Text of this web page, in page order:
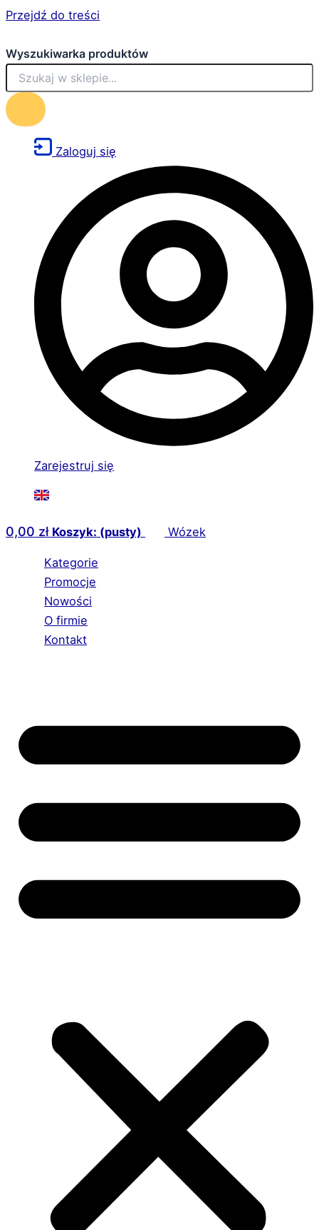
Przejdź do treści
Wyszukiwarka produktów
Zaloguj się
Zarejestruj się
0,00 zł Koszyk: (pusty) Wózek
Kategorie
Promocje
Nowości
O firmie
Kontakt